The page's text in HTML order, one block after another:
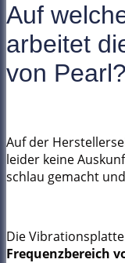
Auf
arbeitet
von Pearl?
Auf der
leider keine
schlau gemacht
Die
Frequenzbereich